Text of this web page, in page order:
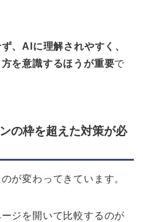
、AIに理解されやすく、
を意識するほうが重要で
の枠を超えた対策が必
が変わってきています。
ジを開いて比較するのが